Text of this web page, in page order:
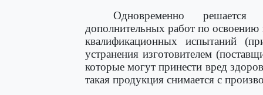
Одновременно
дополнительных работ по
квалификационных испытаний
устранения изготовителем
которые могут принести вред
такая продукция снимается с